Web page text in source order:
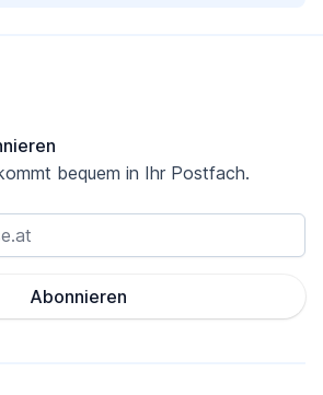
bequem in Ihr Postfach.
Abonnieren